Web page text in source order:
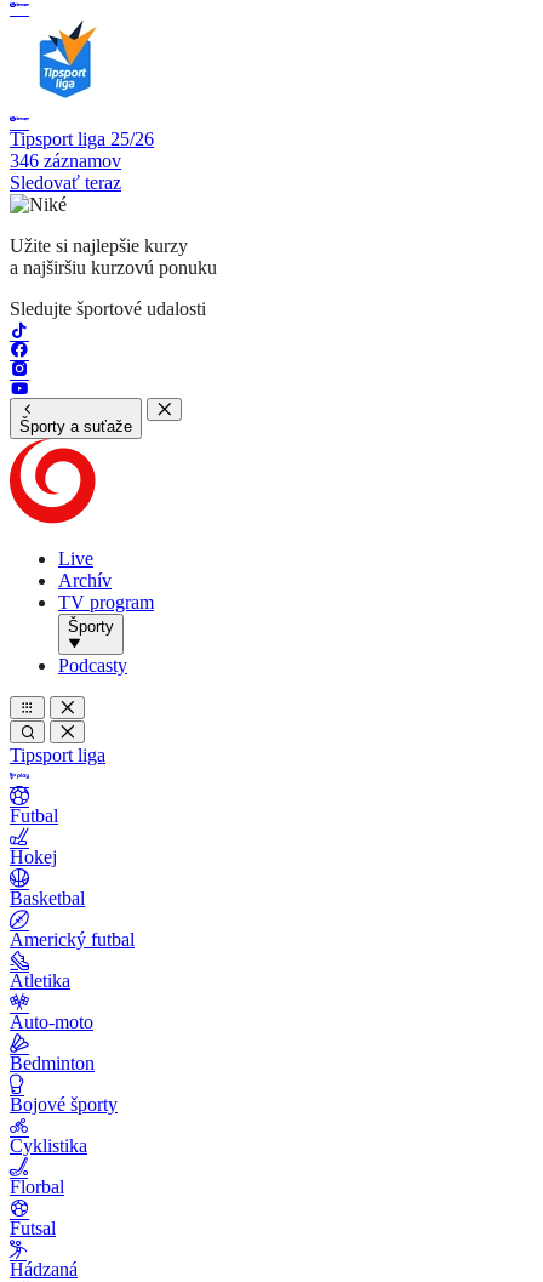
Tipsport liga 25/26
346 záznamov
Sledovať teraz
Užite si najlepšie kurzy
a najširšiu kurzovú ponuku
Sledujte športové udalosti
Športy a suťaže
Live
Archív
TV program
Športy
Podcasty
Tipsport liga
Futbal
Hokej
Basketbal
Americký futbal
Atletika
Auto-moto
Bedminton
Bojové športy
Cyklistika
Florbal
Futsal
Hádzaná